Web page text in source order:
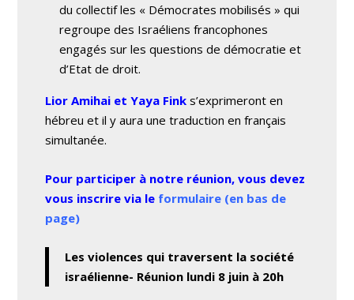
du collectif les « Démocrates mobilisés » qui
regroupe des Israéliens francophones
engagés sur les questions de démocratie et
d’Etat de droit.
Lior Amihai et Yaya Fink s’exprimeront en
hébreu et il y aura une traduction en français
simultanée.
Pour participer à notre réunion, vous devez
vous inscrire via le formulaire (en bas de
page)
Les violences qui traversent la société
israélienne- Réunion lundi 8 juin à 20h